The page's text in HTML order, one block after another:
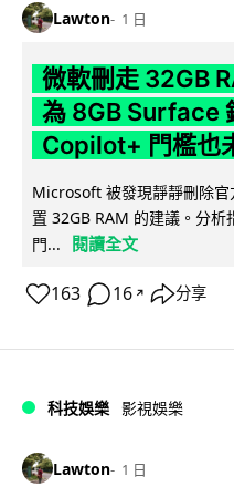
Lawton 1 日
微軟刪走 32GB
為 8GB Surface
Copilot+ 門檻也
Microsoft 被發現靜靜刪除
置 32GB RAM 的建議。分析
門...
閱讀全文
163 16 ↗ 分享
科技娛樂 影視娛樂
Lawton 1 日